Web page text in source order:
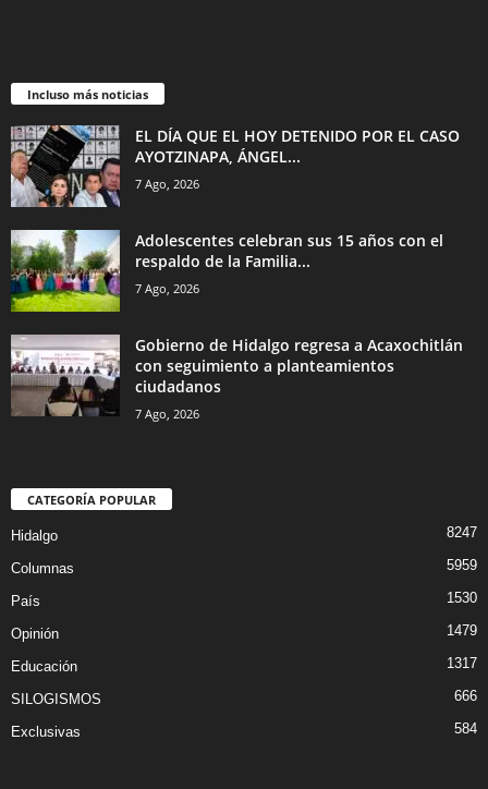
Incluso más noticias
EL DÍA QUE EL HOY DETENIDO POR EL CASO
AYOTZINAPA, ÁNGEL...
7 Ago, 2026
Adolescentes celebran sus 15 años con el
respaldo de la Familia...
7 Ago, 2026
Gobierno de Hidalgo regresa a Acaxochitlán
con seguimiento a planteamientos
ciudadanos
7 Ago, 2026
CATEGORÍA POPULAR
Hidalgo 8247
Columnas 5959
País 1530
Opinión 1479
Educación 1317
SILOGISMOS 666
Exclusivas 584